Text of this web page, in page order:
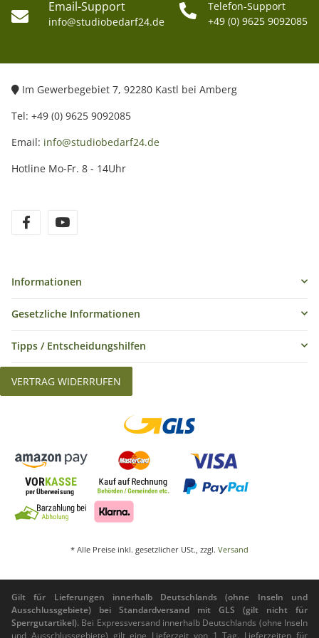
Front-Filtergewinde: 55mm
Email-Support
info@studiobedarf24.de
Telefon-Support
+49 (0) 9625 9092085
Im Gewerbegebiet 7, 92280 Kastl bei Amberg
Tel: +49 (0) 9625 9092085
Email: info@studiobedarf24.de
Hotline Mo-Fr. 8 - 14Uhr
Informationen
Gesetzliche Informationen
Tipps / Entscheidungshilfen
VERTRAG WIDERRUFEN
* Alle Preise inkl. gesetzlicher USt., zzgl. Versand
Gilt für Lieferungen innerhalb Deutschlands (ohne Inseln und
Ausschlussgebiete) bei Standardversand mit GLS (gilt nicht für
Sperrgutartikel). Bei Expressversand innerhalb Deutschlands (ohne Inseln
und Ausschlussgebiete) gilt eine Lieferzeit von 1 Tag. Lieferzeiten für